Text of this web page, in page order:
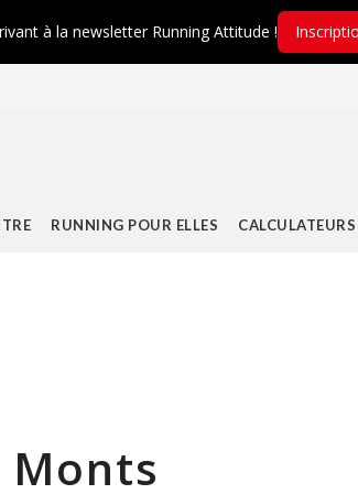
RUNNING POUR ELLES CALCULATEURS
Monts
à la newsletter Running Attitude !